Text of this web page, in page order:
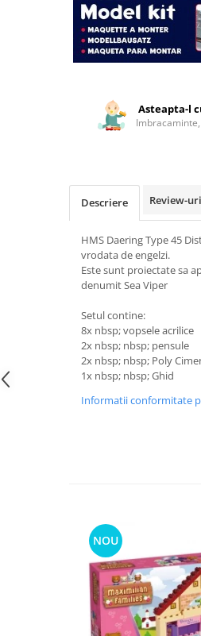
Jucarii si jocuri exterior
Machete auto Diecast
Papusi si accesorii
Biciclete fara pedale
Role, patine cu rotile
Organizatoare
Asteapta-l
Descriere Review-uri
HMS Daering Type 45
vrodata de engelzi.
Este sunt proiectate sa
denumit Sea Viper
Setul contine:
8x nbsp; vopsele acrilice
2x nbsp; nbsp; pensule
2x nbsp; nbsp; Poly
1x nbsp; nbsp; Ghid
Informatii conformitate
NOU